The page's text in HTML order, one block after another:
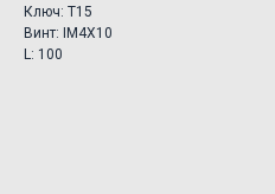
Ключ: T15
Винт: IM4X10
L: 100